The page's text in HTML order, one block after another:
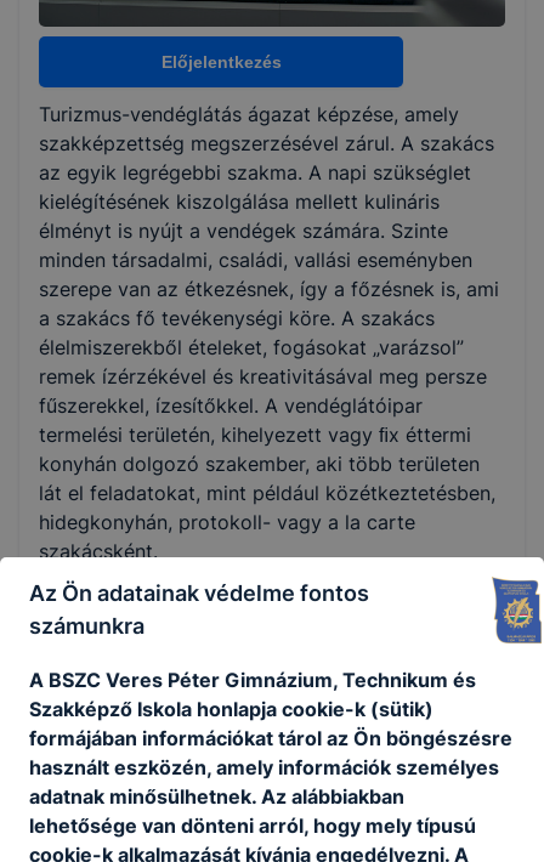
Választható szakmairányok:
Nem válaszható
KKK/PTT
KKK letöltése (pdf)
PTT letöltése (pdf)
Okleveles technikusképzés
Előjelentkezés
Turizmus-vendéglátás ágazat képzése, amely
szakképzettség megszerzésével zárul. A szakács
az egyik legrégebbi szakma. A napi szükséglet
kielégítésének kiszolgálása mellett kulináris
élményt is nyújt a vendégek számára. Szinte
minden társadalmi, családi, vallási eseményben
szerepe van az étkezésnek, így a főzésnek is, ami
a szakács fő tevékenységi köre. A szakács
élelmiszerekből ételeket, fogásokat „varázsol”
remek ízérzékével és kreativitásával meg persze
fűszerekkel, ízesítőkkel. A vendéglátóipar
termelési területén, kihelyezett vagy ﬁx éttermi
konyhán dolgozó szakember, aki több területen
lát el feladatokat, mint például közétkeztetésben,
hidegkonyhán, protokoll- vagy a la carte
szakácsként.
Azoknak a kreatív fiataloknak ajánljuk, akik
szeretnek alkotni. Folyamatos fejlődésre és
egyénisége felismerhető az általa készített
ételben.
KOMPETENCIAELVÁRÁS
Remek ízérzék, nagy terhelhetőség, jó stressztűrő
Az Ön adatainak védelme fontos
számunkra
A BSZC Veres Péter Gimnázium, Technikum és
Szakképző Iskola honlapja cookie-k (sütik)
formájában információkat tárol az Ön böngészésre
használt eszközén, amely információk személyes
adatnak minősülhetnek. Az alábbiakban
lehetősége van dönteni arról, hogy mely típusú
cookie-k alkalmazását kívánja engedélyezni. A